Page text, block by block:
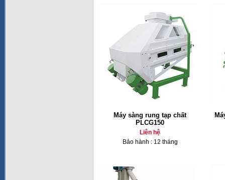
Máy sàng rung tạp chất
PLCG150
Liên hệ
Bảo hành : 12 tháng